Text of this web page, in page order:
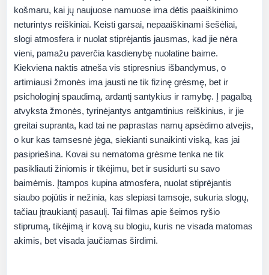
košmaru, kai jų naujuose namuose ima dėtis paaiškinimo
neturintys reiškiniai. Keisti garsai, nepaaiškinami šešėliai,
slogi atmosfera ir nuolat stiprėjantis jausmas, kad jie nėra
vieni, pamažu paverčia kasdienybę nuolatine baime.
Kiekviena naktis atneša vis stipresnius išbandymus, o
artimiausi žmonės ima jausti ne tik fizinę grėsmę, bet ir
psichologinį spaudimą, ardantį santykius ir ramybę. Į pagalbą
atvyksta žmonės, tyrinėjantys antgamtinius reiškinius, ir jie
greitai supranta, kad tai ne paprastas namų apsėdimo atvejis,
o kur kas tamsesnė jėga, siekianti sunaikinti viską, kas jai
pasipriešina. Kovai su nematoma grėsme tenka ne tik
pasikliauti žiniomis ir tikėjimu, bet ir susidurti su savo
baimėmis. Įtampos kupina atmosfera, nuolat stiprėjantis
siaubo pojūtis ir nežinia, kas slepiasi tamsoje, sukuria slogų,
tačiau įtraukiantį pasaulį. Tai filmas apie šeimos ryšio
stiprumą, tikėjimą ir kovą su blogiu, kuris ne visada matomas
akimis, bet visada jaučiamas širdimi.